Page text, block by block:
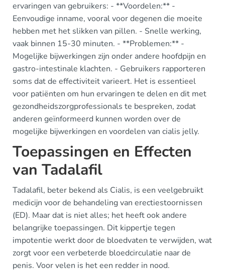
ervaringen van gebruikers: - **Voordelen:** -
Eenvoudige inname, vooral voor degenen die moeite
hebben met het slikken van pillen. - Snelle werking,
vaak binnen 15-30 minuten. - **Problemen:** -
Mogelijke bijwerkingen zijn onder andere hoofdpijn en
gastro-intestinale klachten. - Gebruikers rapporteren
soms dat de effectiviteit varieert. Het is essentieel
voor patiënten om hun ervaringen te delen en dit met
gezondheidszorgprofessionals te bespreken, zodat
anderen geïnformeerd kunnen worden over de
mogelijke bijwerkingen en voordelen van cialis jelly.
Toepassingen en Effecten
van Tadalafil
Tadalafil, beter bekend als Cialis, is een veelgebruikt
medicijn voor de behandeling van erectiestoornissen
(ED). Maar dat is niet alles; het heeft ook andere
belangrijke toepassingen. Dit kippertje tegen
impotentie werkt door de bloedvaten te verwijden, wat
zorgt voor een verbeterde bloedcirculatie naar de
penis. Voor velen is het een redder in nood.